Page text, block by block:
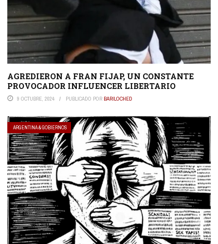
AGREDIERON A FRAN FIJAP, UN CONSTANTE
PROVOCADOR INFLUENCER LIBERTARIO
9 OCTUBRE, 2024 PUBLICADO POR BARILOCHED
ARGENTINA & GOBIERNOS